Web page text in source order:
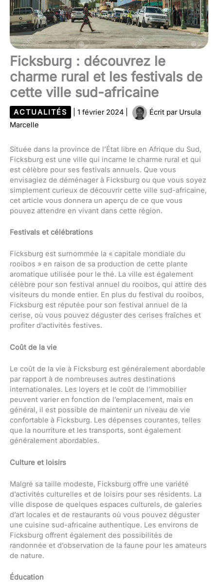
Ficksburg : découvrez le
charme rural et les festivals de
cette ville sud-africaine
ACTUALITÉS 1 février 2024 Écrit par Ursula
Marcelle
Située dans la province de l’État libre en Afrique du Sud,
Ficksburg est une ville qui incarne le charme rural et qui
est célèbre pour ses festivals annuels. Que vous
envisagiez de déménager à Ficksburg ou que vous soyez
simplement curieux de découvrir cette ville sud-africaine,
cet article vous donnera un aperçu de ce que vous
pouvez attendre en vivant dans cette région.
Festivals et célébrations
Ficksburg est surnommée la « capitale mondiale du
rooibos » en raison de sa production de cette plante
aromatique utilisée pour le thé. La ville est également
célèbre pour son festival annuel du rooibos, qui attire des
visiteurs du monde entier. En plus du festival du rooibos,
Ficksburg est réputée pour son festival annuel de la
cerise, où vous pouvez déguster des cerises fraîches et
profiter d’activités festives.
Coût de la vie
Le coût de la vie à Ficksburg est généralement abordable
par rapport à de nombreuses autres destinations
internationales. Les loyers et le coût de l’immobilier
peuvent varier en fonction de l’emplacement, mais en
général, il est possible de maintenir un niveau de vie
confortable à Ficksburg. Les dépenses courantes, telles
que la nourriture et les transports, sont également
généralement abordables.
Culture et loisirs
Malgré sa taille modeste, Ficksburg offre une variété
d’activités culturelles et de loisirs pour ses résidents. La
ville dispose de quelques espaces culturels, de galeries
d’art locales et de restaurants où vous pouvez déguster
une cuisine sud-africaine authentique. Les environs de
Ficksburg offrent également des possibilités de
randonnée et d’observation de la faune pour les amateurs
de nature.
Éducation